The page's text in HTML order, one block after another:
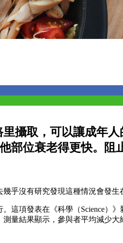
攝取，可以讓成年
位衰老得更快。阻
乎沒有研究發現這種情況會發生
這項發表在《科學（Science）
量結果顯示，參與者平均減少